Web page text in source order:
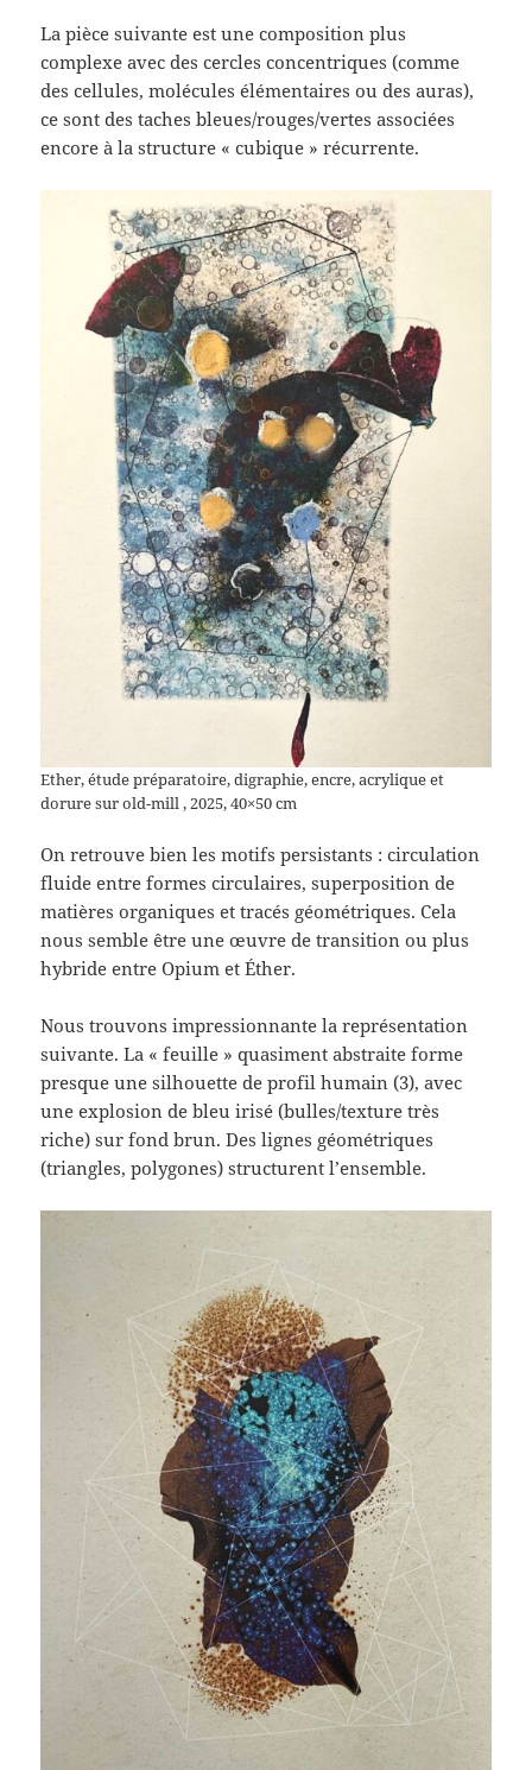
La pièce suivante est une composition plus
complexe avec des cercles concentriques (comme
des cellules, molécules élémentaires ou des auras),
ce sont des taches bleues/rouges/vertes associées
encore à la structure « cubique » récurrente.
Ether, étude préparatoire, digraphie, encre, acrylique et
dorure sur old-mill , 2025, 40×50 cm
On retrouve bien les motifs persistants : circulation
fluide entre formes circulaires, superposition de
matières organiques et tracés géométriques. Cela
nous semble être une œuvre de transition ou plus
hybride entre Opium et Éther.
Nous trouvons impressionnante la représentation
suivante. La « feuille » quasiment abstraite forme
presque une silhouette de profil humain (3), avec
une explosion de bleu irisé (bulles/texture très
riche) sur fond brun. Des lignes géométriques
(triangles, polygones) structurent l’ensemble.